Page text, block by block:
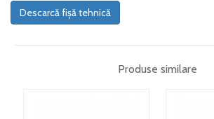
Descarcă fișă tehnică
Produse similare